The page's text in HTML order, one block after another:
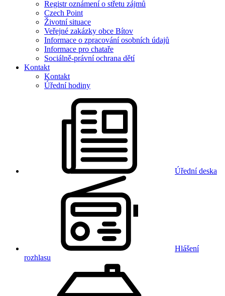
Registr oznámení o střetu zájmů
Czech Point
Životní situace
Veřejné zakázky obce Bítov
Informace o zpracování osobních údajů
Informace pro chataře
Sociálně-právní ochrana dětí
Kontakt
Kontakt
Úřední hodiny
Úřední deska
Hlášení
rozhlasu